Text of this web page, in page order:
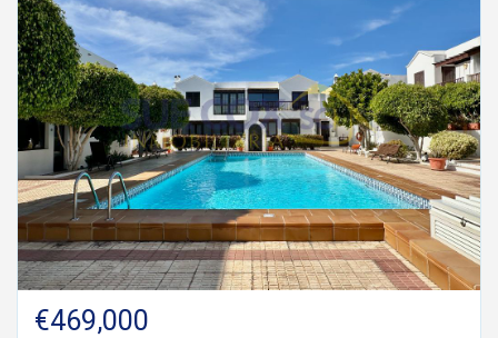
€469,000